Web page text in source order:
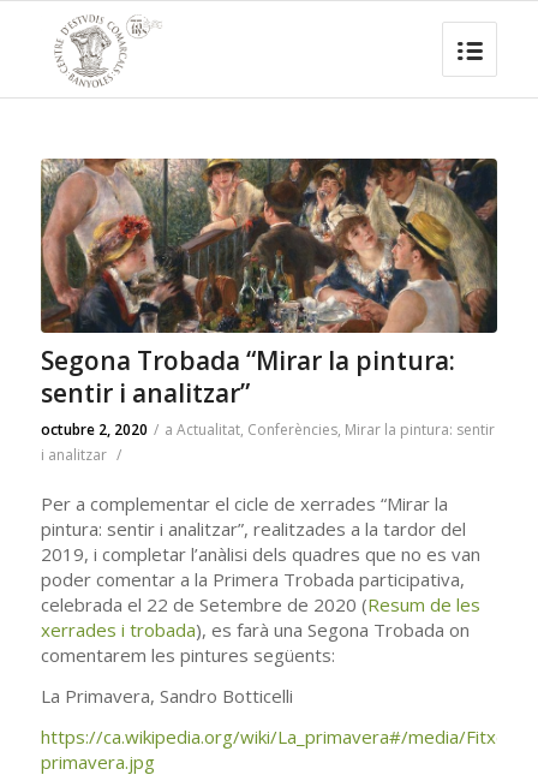
Segona Trobada “Mirar la pintura:
sentir i analitzar”
octubre 2, 2020 / a Actualitat, Conferències, Mirar la pintura: sentir
i analitzar /
Per a complementar el cicle de xerrades “Mirar la
pintura: sentir i analitzar”, realitzades a la tardor del
2019, i completar l’anàlisi dels quadres que no es van
poder comentar a la Primera Trobada participativa,
celebrada el 22 de Setembre de 2020 (Resum de les
xerrades i trobada), es farà una Segona Trobada on
comentarem les pintures següents:
La Primavera, Sandro Botticelli
https://ca.wikipedia.org/wiki/La_primavera#/media/
primavera.jpg